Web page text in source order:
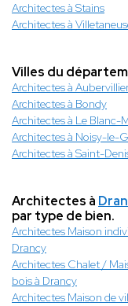
Architectes à Stains
Architectes à
Villes du
Architectes à
Architectes à Bondy
Architectes à Le Blanc-
Architectes à Noisy-le-
Architectes à Saint-
Architectes à
par type de bien.
Architectes Maison
Drancy
Architectes Chalet /
bois à Drancy
Architectes Maison de